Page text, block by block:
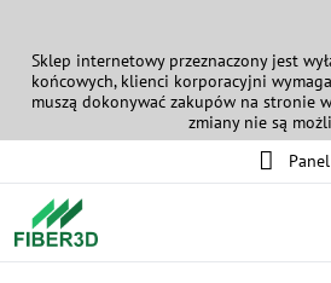
Sklep internetowy przeznaczony jest
końcowych, klienci korporacyjni
muszą dokonywać zakupów na stronie
zmiany nie są